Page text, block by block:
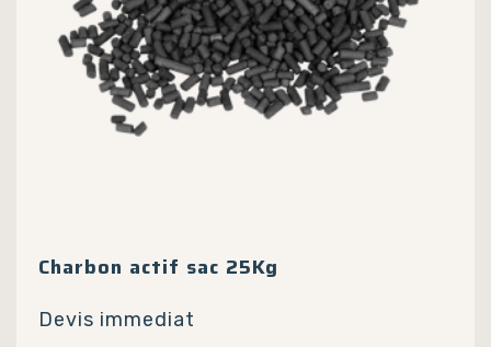
Charbon actif sac 25Kg
Devis immediat